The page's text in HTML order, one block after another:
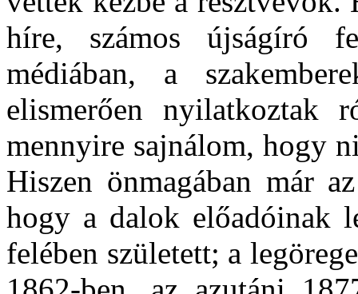
híre, számos újságíró
médiában, a
elismerően nyilatkoztak
mennyire sajnálom, hogy
Hiszen önmagában már
hogy a dalok előadóinak
felében született; a